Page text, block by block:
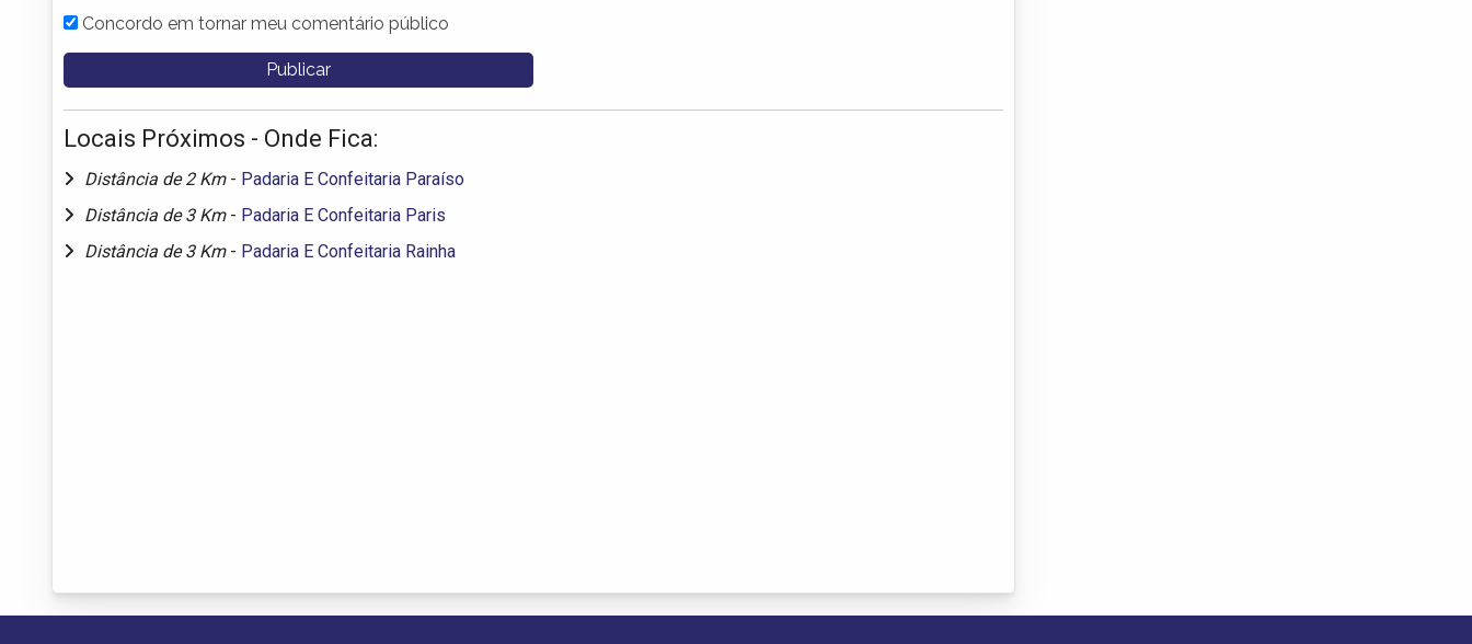
Concordo em tornar meu comentário público
Locais Próximos - Onde Fica:
Distância de 2 Km - Padaria E Confeitaria Paraíso
Distância de 3 Km - Padaria E Confeitaria Paris
Distância de 3 Km - Padaria E Confeitaria Rainha